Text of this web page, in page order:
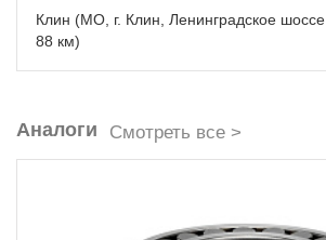
Клин (МО, г. Клин, Ленинградское шоссе
88 км)
Аналоги Смотреть все >